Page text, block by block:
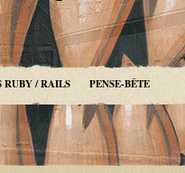
RUBY / RAILS PENSE-BÊTE